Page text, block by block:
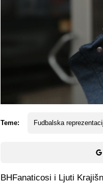
Teme: Fudbalska
BHFanaticosi i Ljuti